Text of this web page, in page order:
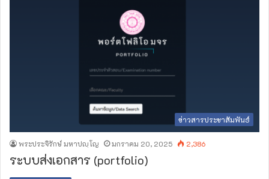
ข่าวสารประชาสัมพันธ์
พระประจิรักษ์ มหาปญฺโญ มกราคม 20, 2025 2,386
ระบบส่งเอกสาร (portfolio)